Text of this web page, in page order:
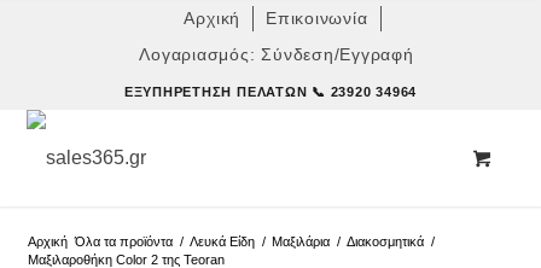
Αρχική
Επικοινωνία
Λογαριασμός: Σύνδεση/Εγγραφή
ΕΞΥΠΗΡΈΤΗΣΗ ΠΕΛΑΤΏΝ 📞 23920 34964
Αρχική Όλα τα προϊόντα / Λευκά Είδη / Μαξιλάρια / Διακοσμητικά /
Μαξιλαροθήκη Color 2 της Teoran